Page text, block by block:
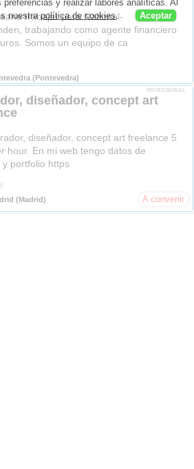
trabajar para National-
trabajando como agente financiero
Somos un equipo de ca
(Pontevedra)
PROFESIONAL
diseñador, concept art
diseñador, concept art freelance 5
hour. En mi web tengo datos de
y portfolio https
(Madrid) A convenir
y realizar labores analíticas. Al
nuestrapolítica de cookies. Aceptar